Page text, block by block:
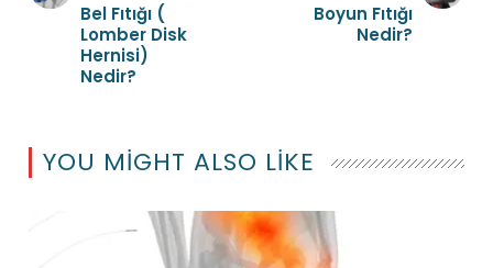
Bel Fıtığı (
Lomber Disk
Hernisi)
Nedir?
Boyun Fıtığı
Nedir?
YOU MIGHT ALSO LIKE